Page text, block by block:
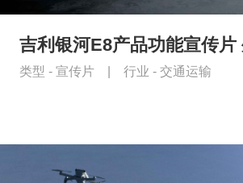
吉利银河E8产品功能宣传片
类型 - 宣传片 行业 - 交通运输